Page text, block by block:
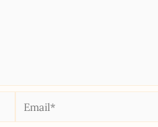
Email*